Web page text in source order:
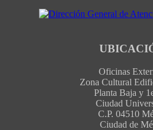
Oficinas
Zona Cultural
Planta Baja y
Ciudad
C.P. 04510
Ciudad de